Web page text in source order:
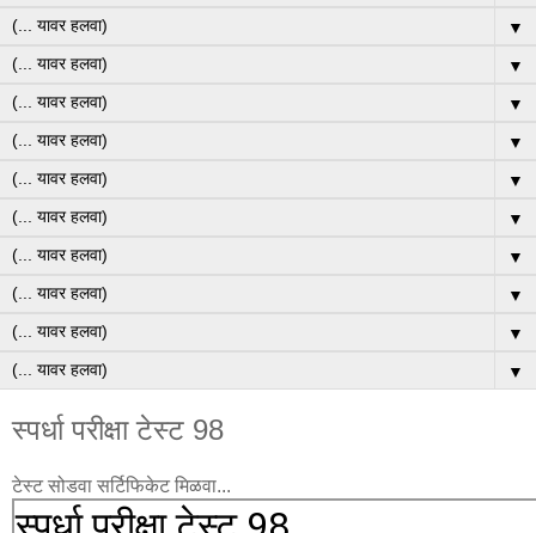
▼
▼
▼
▼
▼
▼
▼
▼
▼
▼
स्पर्धा परीक्षा टेस्ट 98
टेस्ट सोडवा सर्टिफिकेट मिळवा...